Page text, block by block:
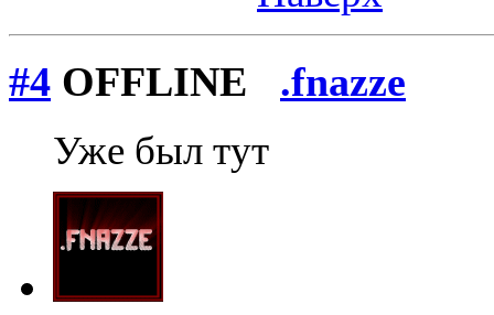
#4 OFFLINE .fnazze
Уже был тут